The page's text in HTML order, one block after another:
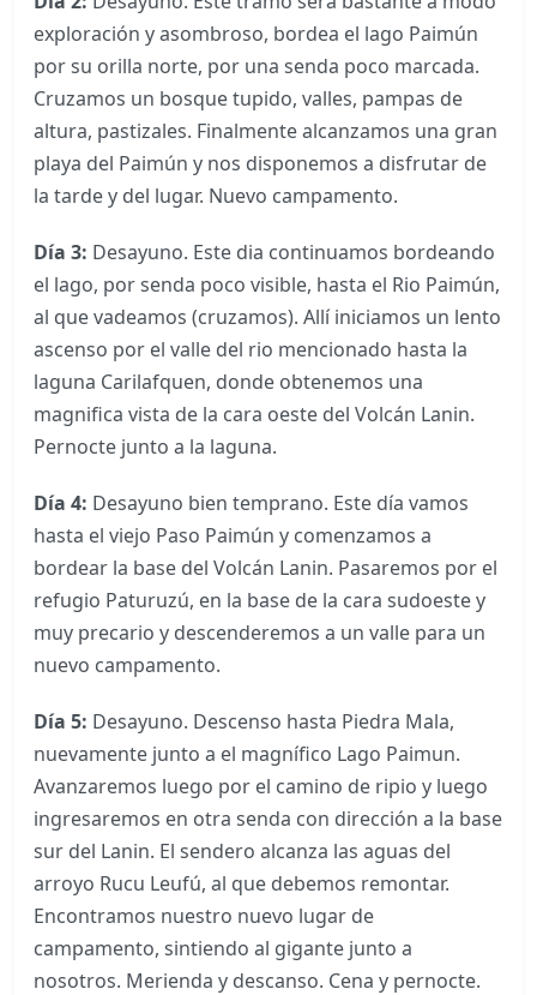
exploración y asombroso, bordea el lago Paimún
por su orilla norte, por una senda poco marcada.
Cruzamos un bosque tupido, valles, pampas de
altura, pastizales. Finalmente alcanzamos una gran
playa del Paimún y nos disponemos a disfrutar de
la tarde y del lugar. Nuevo campamento.
Día 3: Desayuno. Este dia continuamos bordeando
el lago, por senda poco visible, hasta el Rio Paimún,
al que vadeamos (cruzamos). Allí iniciamos un lento
ascenso por el valle del rio mencionado hasta la
laguna Carilafquen, donde obtenemos una
magnifica vista de la cara oeste del Volcán Lanin.
Pernocte junto a la laguna.
Día 4: Desayuno bien temprano. Este día vamos
hasta el viejo Paso Paimún y comenzamos a
bordear la base del Volcán Lanin. Pasaremos por el
refugio Paturuzú, en la base de la cara sudoeste y
muy precario y descenderemos a un valle para un
nuevo campamento.
Día 5: Desayuno. Descenso hasta Piedra Mala,
nuevamente junto a el magnífico Lago Paimun.
Avanzaremos luego por el camino de ripio y luego
ingresaremos en otra senda con dirección a la base
sur del Lanin. El sendero alcanza las aguas del
arroyo Rucu Leufú, al que debemos remontar.
Encontramos nuestro nuevo lugar de
campamento, sintiendo al gigante junto a
nosotros. Merienda y descanso. Cena y pernocte.